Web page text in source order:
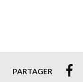
PARTAGER 